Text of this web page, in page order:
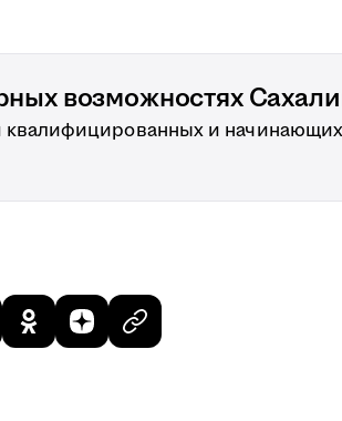
возможностях
квалифицированных и начинающих